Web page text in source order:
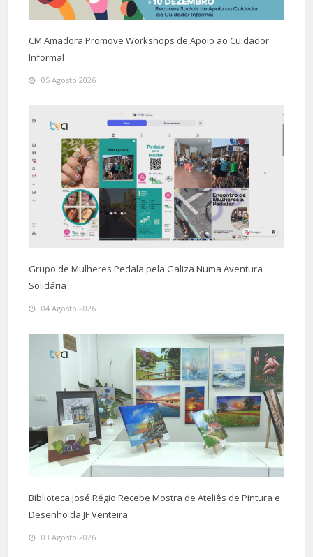
CM Amadora Promove Workshops de Apoio ao Cuidador
Informal
05 Agosto 2026
Grupo de Mulheres Pedala pela Galiza Numa Aventura
Solidária
04 Agosto 2026
Biblioteca José Régio Recebe Mostra de Ateliês de Pintura e
Desenho da JF Venteira
03 Agosto 2026